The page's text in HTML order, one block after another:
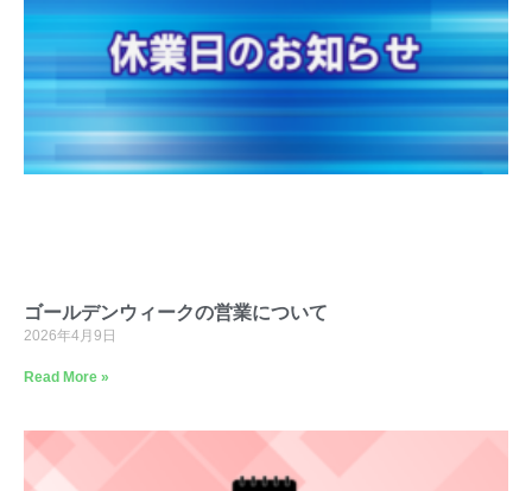
ゴールデンウィークの営業について
2026年4月9日
Read More »